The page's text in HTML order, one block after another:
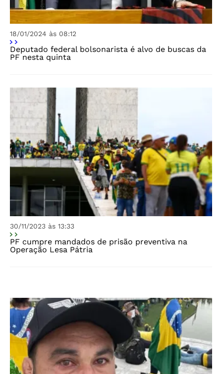
18/01/2024 às 08:12
Deputado federal bolsonarista é alvo de buscas da
PF nesta quinta
30/11/2023 às 13:33
PF cumpre mandados de prisão preventiva na
Operação Lesa Pátria